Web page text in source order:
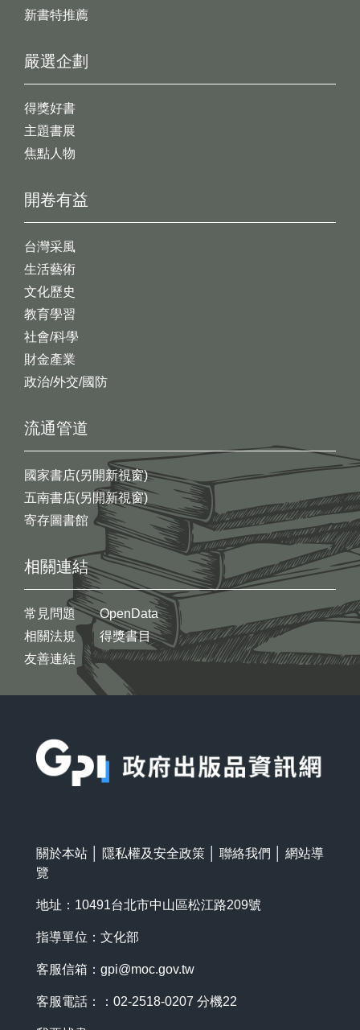
新書特推薦
開卷有益
台灣采風
生活藝術
文化歷史
教育學習
社會/科學
財金產業
政治/外交/國防
嚴選企劃
得獎好書
主題書展
焦點人物
流通管道
國家書店(另開新視窗)
五南書店(另開新視窗)
寄存圖書館
相關連結
常見問題
相關法規
友善連結
OpenData
得獎書目
關於本站 隱私權及安全政策 聯絡我們
網站導
覽
地址：10491台北市中山區松江路209號
指導單位：文化部
客服信箱： gpi@moc.gov.tw
客服電話：：02-2518-0207 分機22